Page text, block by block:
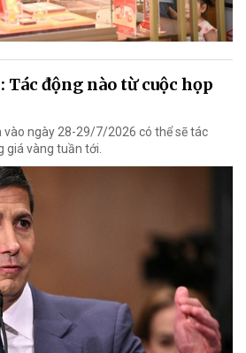
Tác động nào từ cuộc họp
vào ngày 28-29/7/2026 có thể sẽ tác
giá vàng tuần tới.